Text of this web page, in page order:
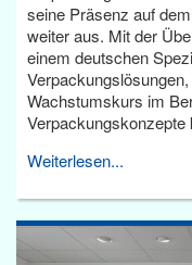
seine Präsenz auf
weiter aus. Mit der
einem deutschen
Wachstumskurs im
Verpackungskonzepte
Weiterlesen...